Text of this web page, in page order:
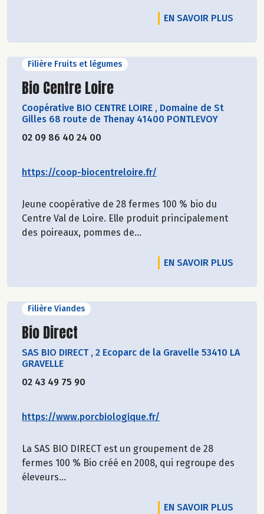
EN SAVOIR PLUS
Filière Fruits et légumes
Découvrir le producteur
Bio Centre Loire
Coopérative BIO CENTRE LOIRE , Domaine de St
Gilles 68 route de Thenay 41400 PONTLEVOY
02 09 86 40 24 00
https://coop-biocentreloire.fr/
Jeune coopérative de 28 fermes 100 % bio du
Centre Val de Loire. Elle produit principalement
des poireaux, pommes de...
EN SAVOIR PLUS
Filière Viandes
Découvrir le producteur
Bio Direct
SAS BIO DIRECT , 2 Ecoparc de la Gravelle 53410 LA
GRAVELLE
02 43 49 75 90
https://www.porcbiologique.fr/
La SAS BIO DIRECT est un groupement de 28
fermes 100 % Bio créé en 2008, qui regroupe des
éleveurs...
EN SAVOIR PLUS